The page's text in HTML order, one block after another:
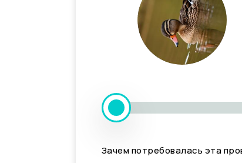
Зачем потребовалась эта